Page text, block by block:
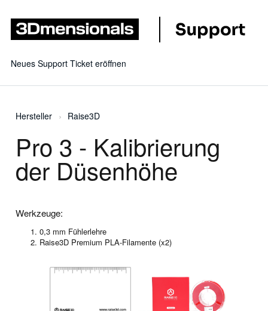
Neues Support Ticket eröffnen
Hersteller Raise3D
Pro 3 - Kalibrierung
der Düsenhöhe
Werkzeuge:
0,3 mm Fühlerlehre
Raise3D Premium PLA-Filamente (x2)